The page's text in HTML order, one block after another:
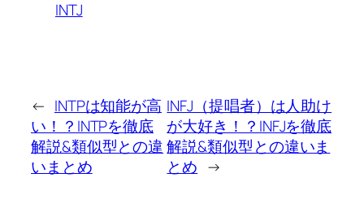
INTJ
← INTPは知能が高
い！？INTPを徹底
解説&類似型との違
いまとめ
INFJ（提唱者）は人助け
が大好き！？INFJを徹底
解説&類似型との違いま
とめ →